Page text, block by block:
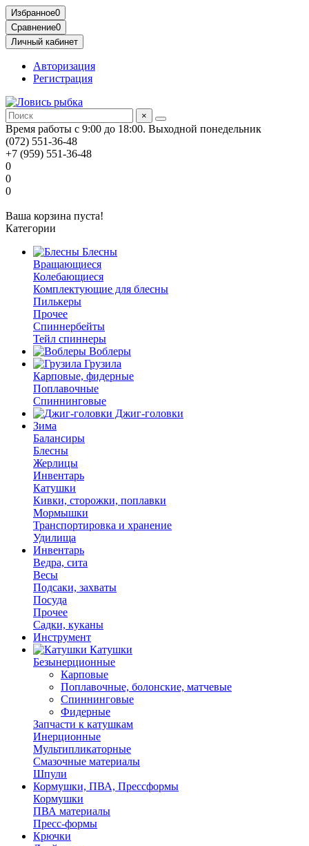
Избранное0
Сравнение0
Личный кабинет
Авторизация
Регистрация
×
Время работы с 9:00 до 18:00. Выходной понедельник
(072) 551-36-48
+7 (959) 551-36-48
0
0
0
Ваша корзина пуста!
Категории
Блесны
Вращающиеся
Колебающиеся
Комплектующие для блесны
Пилькеры
Прочее
Спиннербейты
Тейл спиннеры
Воблеры
Грузила
Карповые, фидерные
Поплавочные
Спиннинговые
Джиг-головки
Зима
Балансиры
Блесны
Жерлицы
Инвентарь
Катушки
Кивки, сторожки, поплавки
Мормышки
Транспортировка и хранение
Удилища
Инвентарь
Ведра, сита
Весы
Подсаки, захваты
Посуда
Прочее
Садки, куканы
Инструмент
Катушки
Безынерционные
Карповые
Поплавочные, болонские, матчевые
Спиннинговые
Фидерные
Запчасти к катушкам
Инерционные
Мультипликаторные
Смазочные материалы
Шпули
Кормушки, ПВА, Прессформы
Кормушки
ПВА материалы
Пресс-формы
Крючки